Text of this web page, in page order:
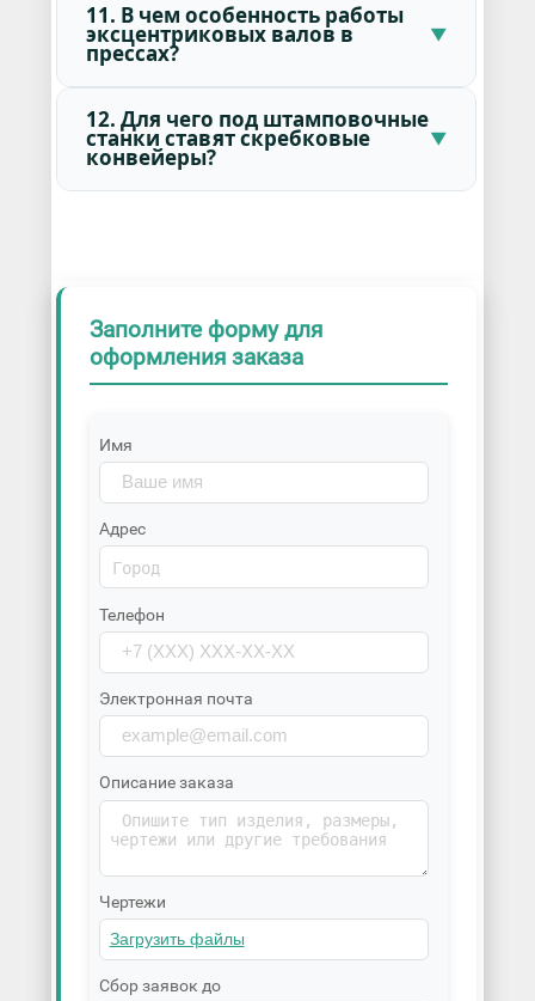
11. В чем особенность работы
эксцентриковых валов в
прессах?
12. Для чего под штамповочные
станки ставят скребковые
конвейеры?
Заполните форму для
оформления заказа
Имя
Адрес
Телефон
Электронная почта
Описание заказа
Чертежи
Сбор заявок до